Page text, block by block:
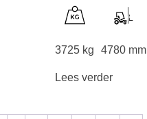
3725 kg 4780 mm
Lees verder